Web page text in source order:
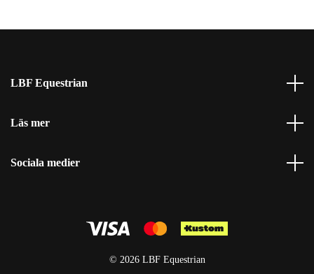
LBF Equestrian
Läs mer
Sociala medier
© 2026 LBF Equestrian